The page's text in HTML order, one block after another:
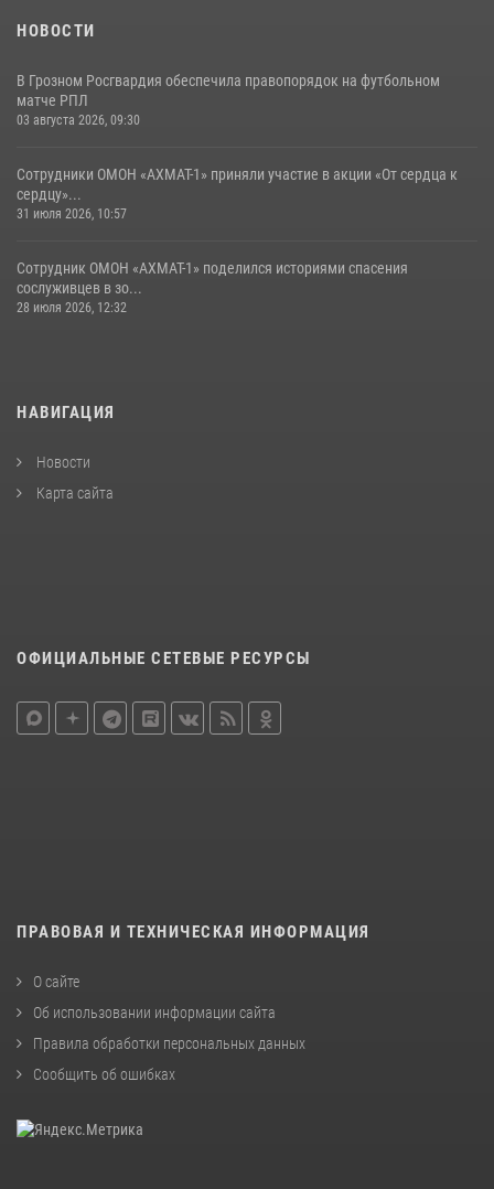
НОВОСТИ
В Грозном Росгвардия обеспечила правопорядок на футбольном
матче РПЛ
03 августа 2026, 09:30
Сотрудники ОМОН «АХМАТ-1» приняли участие в акции «От сердца к
сердцу»...
31 июля 2026, 10:57
Сотрудник ОМОН «АХМАТ-1» поделился историями спасения
сослуживцев в зо...
28 июля 2026, 12:32
НАВИГАЦИЯ
Новости
Карта сайта
ОФИЦИАЛЬНЫЕ СЕТЕВЫЕ РЕСУРСЫ
ПРАВОВАЯ И ТЕХНИЧЕСКАЯ ИНФОРМАЦИЯ
О сайте
Об использовании информации сайта
Правила обработки персональных данных
Сообщить об ошибках